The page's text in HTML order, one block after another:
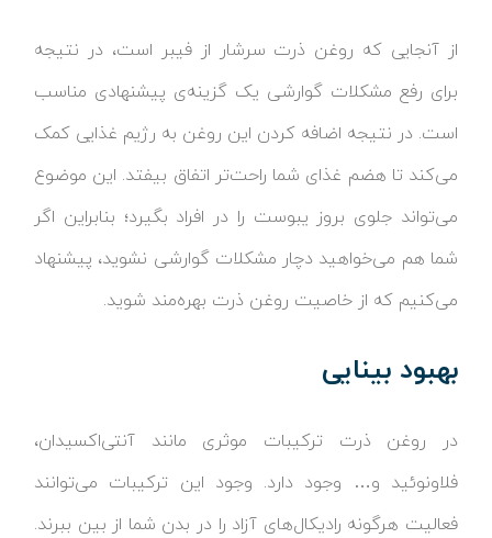
از آنجایی که روغن ذرت سرشار از فیبر است، در نتیجه
برای رفع مشکلات گوارشی یک گزینه‌ی پیشنهادی مناسب
است. در نتیجه اضافه کردن این روغن به رژیم غذایی کمک
می‌کند تا هضم غذای شما راحت‌تر اتفاق بیفتد. این موضوع
می‌تواند جلوی بروز یبوست را در افراد بگیرد؛ بنابراین اگر
شما هم می‌خواهید دچار مشکلات گوارشی نشوید، پیشنهاد
می‌کنیم که از خاصیت روغن ذرت بهره‌مند شوید.
بهبود بینایی
در روغن ذرت ترکیبات موثری مانند آنتی‌اکسیدان،
فلاونوئید و… وجود دارد. وجود این ترکیبات می‌توانند
فعالیت هرگونه رادیکال‌های آزاد را در بدن شما از بین ببرند.